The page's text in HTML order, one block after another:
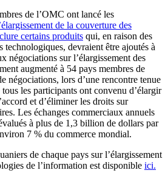
de l’OMC ont lancé les
de la couverture des
certains produits qui, en raison des
technologiques, devraient être ajoutés à
négociations sur l’élargissement des
augmenté à 54 pays membres de
négociations, lors d’une rencontre tenue
les participants ont convenu d’élargir
et d’éliminer les droits sur
Les échanges commerciaux annuels
à plus de 1,3 billion de dollars par
7 % du commerce mondial.
de chaque pays sur l’élargissement
de l’information est disponible ici.